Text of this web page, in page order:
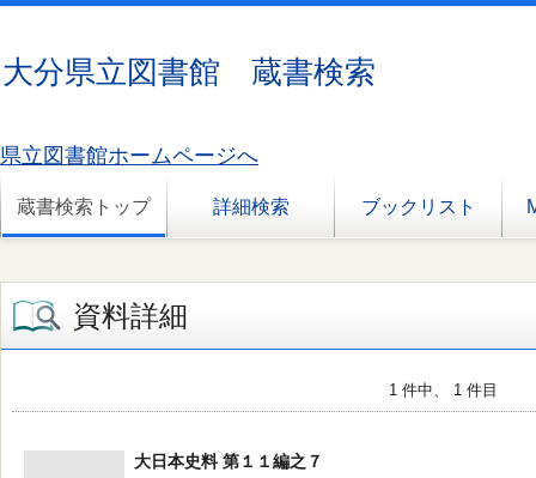
大分県立図書館 蔵書検索
県立図書館ホームページへ
蔵書検索トップ 詳細検索 ブックリスト
資料詳細
1 件中、 1 件目
大日本史料 第１１編之７